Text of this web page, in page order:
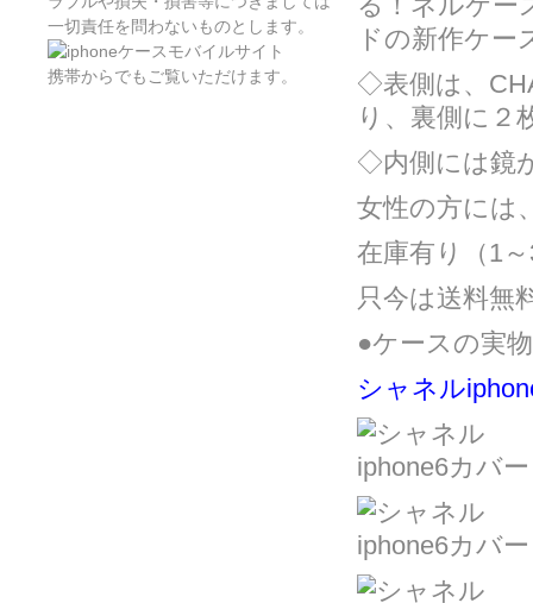
ドの新作ケー
◇表側は、
り、裏側に２
◇内側には鏡
女性の方には
在庫有り（1
只今は送料無
●ケースの実
シャネル
一切責任を問わないものとします。
携帯からでもご覧いただけます。